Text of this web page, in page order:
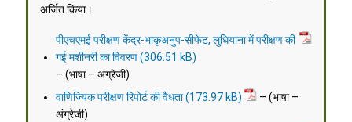
अर्जित किया।
पीएचएमई परीक्षण केंद्र-भाकृअनुप-सीफेट, लुधियाना में परीक्षण की
गई मशीनरी का विवरण
– (भाषा – अंग्रेजी)
वाणिज्यिक परीक्षण रिपोर्ट की वैधता
– (भाषा –
अंग्रेजी)